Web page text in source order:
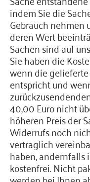
indem Sie die
Gebrauch nehmen
deren Wert
Sachen sind auf
Sie haben die
wenn die
entspricht und
40,00 Euro nicht
höheren Preis der
Widerrufs noch
vertraglich
haben, andernfalls
kostenfrei. Nicht